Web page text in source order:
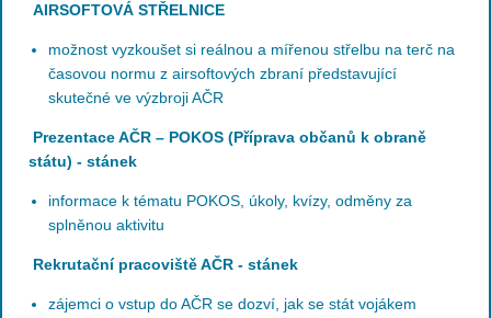
AIRSOFTOVÁ STŘELNICE
možnost vyzkoušet si reálnou a mířenou střelbu na terč na
časovou normu z airsoftových zbraní představující
skutečné ve výzbroji AČR
Prezentace AČR – POKOS (Příprava občanů k obraně
státu) - stánek
informace k tématu POKOS, úkoly, kvízy, odměny za
splněnou aktivitu
Rekrutační pracoviště AČR - stánek
zájemci o vstup do AČR se dozví, jak se stát vojákem